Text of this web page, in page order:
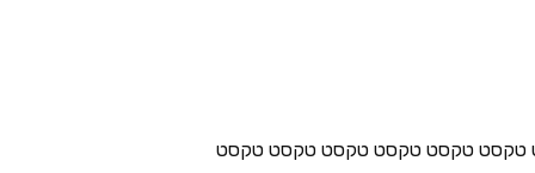
טקסט טקסט טקסט טקסט טקסט טקסט